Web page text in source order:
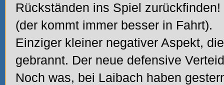
Rückständen ins Spiel
(der kommt immer besser in Fahrt).
Einziger kleiner negativer Aspekt,
gebrannt. Der neue defensive
Noch was, bei Laibach haben